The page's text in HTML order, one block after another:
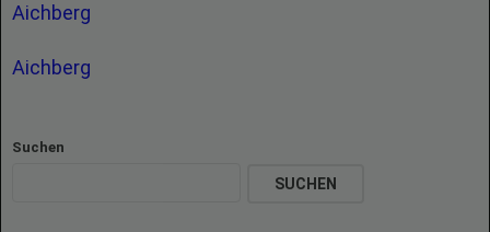
Aichberg
Aichberg
Suchen
SUCHEN